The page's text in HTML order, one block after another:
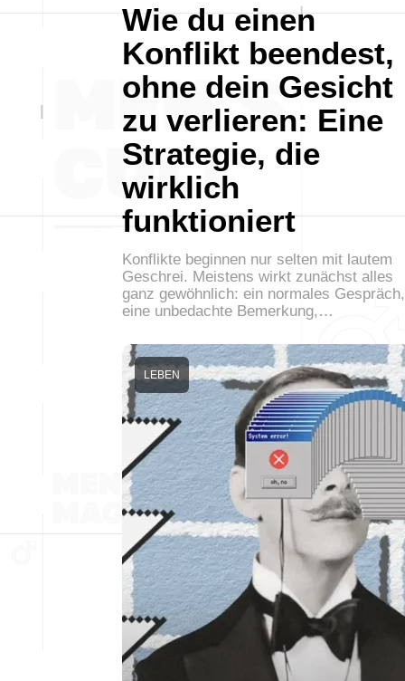
Wie du einen
Konflikt beendest,
ohne dein Gesicht
zu verlieren: Eine
Strategie, die
wirklich
funktioniert
Konflikte beginnen nur selten mit lautem
Geschrei. Meistens wirkt zunächst alles
ganz gewöhnlich: ein normales Gespräch,
eine unbedachte Bemerkung,…
LEBEN